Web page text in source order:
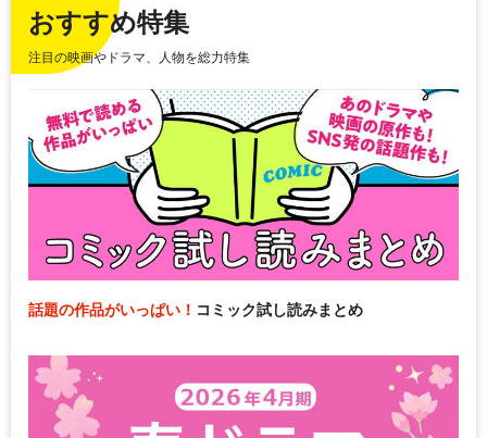
おすすめ特集
注目の映画やドラマ、人物を総力特集
話題の作品がいっぱい！ コミック試し読みまとめ